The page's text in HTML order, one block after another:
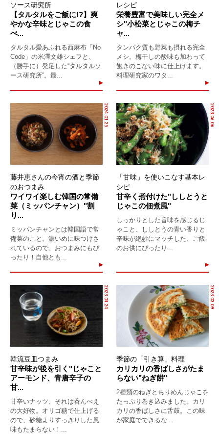
ソース研究所
【タルタルをご飯に!?】爽
やかな辛味とじゃこの食
べ...
タルタル愛あふれる西麻布「No
Code」の米澤文雄シェフと、
（勝手に）発足した“タルタルソ
ース研究所”。最...
レシピ
栄養豊富で美味しい完全メ
シ"小松菜とじゃこの梅チ
ャ...
タンパク質も野菜も摂れる完全
メシ。梅干しの酸味も加わって
飽きのこない味に仕上げます。
料理研究家のワタ...
2024.01.25
藤井恵さんの今宵の酒と季節
のおつまみ
ワイワイ楽しむ韓国の常備
菜（ミッパンチャン）"割
り...
ミッパンチャンとは韓国語で常
備菜のこと。濃いめに味つけさ
れているので、おつまみにもぴ
ったり！自他とも...
2023.06.06
「甘味」を使いこなす基本レ
シピ
甘辛く煮付けた"ししとうと
じゃこの佃煮風"
しっかりとした旨味を感じるじ
ゃこと、ししとうの青い香りと
辛味が絶妙にマッチした、ご飯
のお供にぴったり...
2023.04.24
韓流豆皿つまみ
甘辛味が後を引く"じゃこと
アーモンド、青唐辛子の
甘...
甘辛いナッツ、それは呑んべえ
の大好物。オリゴ糖で仕上げる
ので、砂糖よりすっきりした風
味もたまらない！...
2023.03.09
季節の「引き算」料理
カリカリの香ばしさがたま
らない"ねぎ餅"
2種類のねぎとちりめんじゃこを
たっぷり巻き込みました。カリ
カリの香ばしさに舌鼓。この味
が家庭でできるな...